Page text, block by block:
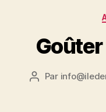
Auteur
Par